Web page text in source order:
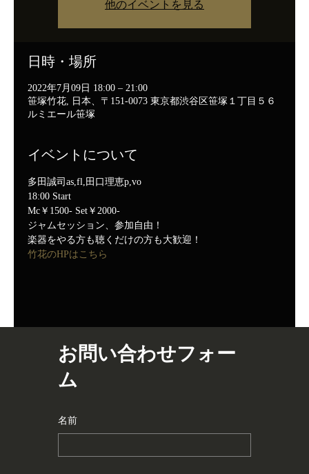
他のイベントを見る
日時・場所
2022年7月09日 18:00 – 21:00
笹塚竹花, 日本、〒151-0073 東京都渋谷区笹塚１丁目５６
ルミエール笹塚
イベントについて
多田誠司as,fl,田口理恵p,vo
18:00 Start
Mc￥1500- Set￥2000-
ジャムセッション、参加自由！
楽器をやる方も聴くだけの方も大歓迎！
竹花のHPはこちら
お問い合わせフォー
ム
名前